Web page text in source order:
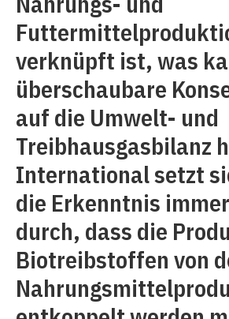
verknüpft ist, was
überschaubare
auf die Umwelt- und
Treibhausgasbilanz
International setzt
die Erkenntnis
durch, dass die
Biotreibstoffen von